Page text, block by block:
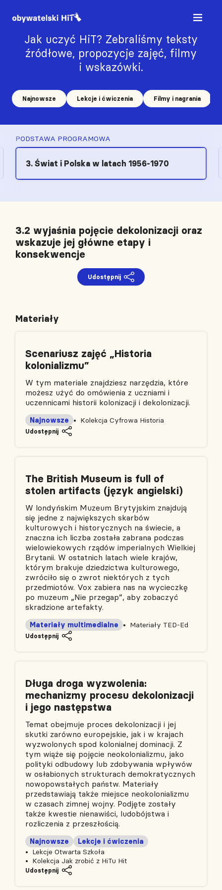
Jak uczyć HiT? Zebraliśmy teksty
źródłowe, propozycje zajęć, filmy
i wskazówki.
Najnowsze Lekcje i ćwiczenia Filmy i nagrania
PODSTAWA PROGRAMOWA
3. Świat i Polska w latach 1956-1970
3.2 wyjaśnia pojęcie dekolonizacji oraz
wskazuje jej główne etapy i
konsekwencje
Udostępnij
Materiały
Scenariusz zajęć „Historia
kolonializmu”
W tym materiale znajdziesz narzędzia, które
możesz użyć do omówienia z uczniami i
uczennicami historii kolonizacji i dekolonizacji.
Kolekcja Cyfrowa Historia
Najnowsze
Udostępnij
The British Museum is full of
stolen artifacts (język angielski)
W londyńskim Muzeum Brytyjskim znajdują
się jedne z największych skarbów
kulturowych i historycznych na świecie, a
znaczna ich liczba została zabrana podczas
wielowiekowych rządów imperialnych Wielkiej
Brytanii. W ostatnich latach wiele krajów,
którym brakuje dziedzictwa kulturowego,
zwróciło się o zwrot niektórych z tych
przedmiotów. Vox zabiera nas na wycieczkę
po muzeum „Nie przegap”, aby zobaczyć
skradzione artefakty.
Materiały TED-Ed
Materiały multimedialne
Udostępnij
Długa droga wyzwolenia:
mechanizmy procesu dekolonizacji
i jego następstwa
Temat obejmuje proces dekolonizacji i jej
skutki zarówno europejskie, jak i w krajach
wyzwolonych spod kolonialnej dominacji. Z
tym wiąże się pojęcie neokolonializmu, jako
polityki odbudowy lub zdobywania wpływów
w osłabionych strukturach demokratycznych
nowopowstałych państw. Materiały
przedstawiają także miejsce neokolonializmu
w czasach zimnej wojny. Podjęte zostały
także kwestie nienawiści, ludobójstwa i
rozliczenia z przeszłością.
Lekcje Otwarta Szkoła
Najnowsze Lekcje i ćwiczenia
Kolekcja Jak zrobić z HiTu Hit
Udostępnij